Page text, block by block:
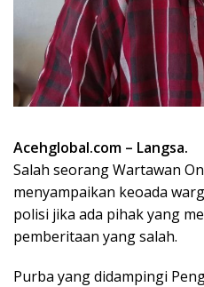
Acehglobal.com – Langsa.
Salah seorang Wartawan
menyampaikan keoada
polisi jika ada pihak yang
pemberitaan yang salah.
Purba yang didampingi